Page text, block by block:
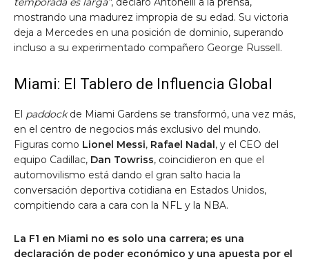
mostrando una madurez impropia de su edad. Su victoria
deja a Mercedes en una posición de dominio, superando
incluso a su experimentado compañero George Russell.
Miami: El Tablero de Influencia Global
El paddock de Miami Gardens se transformó, una vez más,
en el centro de negocios más exclusivo del mundo.
Figuras como Lionel Messi, Rafael Nadal , y el CEO del
equipo Cadillac, Dan Towriss, coincidieron en que el
automovilismo está dando el gran salto hacia la
conversación deportiva cotidiana en Estados Unidos,
compitiendo cara a cara con la NFL y la NBA.
La F1 en Miami no es solo una carrera; es una
declaración de poder económico y una apuesta por el